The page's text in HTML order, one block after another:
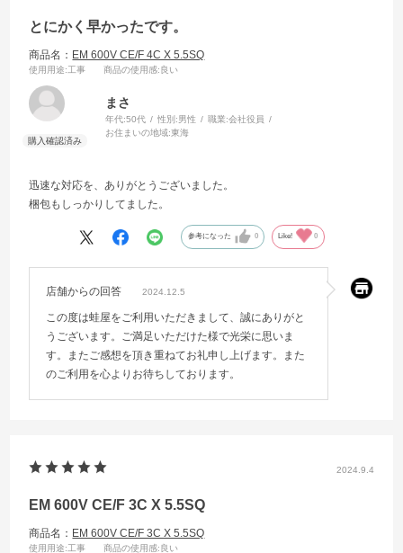
とにかく早かったです。
商品名： EM 600V CE/F 4C X 5.5SQ
使用用途:工事 商品の使用感:良い
まさ
年代:50代 性別:男性 職業:会社役員
お住まいの地域:東海
迅速な対応を、ありがとうございました。
梱包もしっかりしてました。
参考になった 0 Like! 0
店舗からの回答 2024.12.5
この度は蛙屋をご利用いただきまして、誠にありがと
うございます。ご満足いただけた様で光栄に思いま
す。またご感想を頂き重ねてお礼申し上げます。また
のご利用を心よりお待ちしております。
2024.9.4
EM 600V CE/F 3C X 5.5SQ
商品名： EM 600V CE/F 3C X 5.5SQ
使用用途:工事 商品の使用感:良い